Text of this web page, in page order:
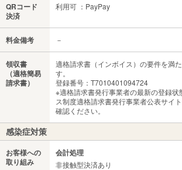
QRコード
決済
利用可 ：PayPay
料金備考 －
領収書
（適格簡易
請求書）
適格請求書（インボイス）の要件を満
す。
登録番号：T7010401094724
※適格請求書発行事業者の最新の登録状
ス制度適格請求書発行事業者公表サイ
確認ください。
感染症対策
お客様への
取り組み
会計処理
非接触型決済あり